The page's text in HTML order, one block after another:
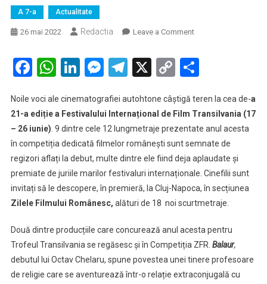
A 7-a Actualitate
26 mai 2022 Redactia Leave a Commenton
de
la
Veneția
și
San
Sebastián
vin
în
la
TIFF
Facebook
WhatsApp
LinkedIn
Messenger
Telegram
X Copy
Noile voci ale cinematografiei autohtone câștigă teren la cea de-a
21-a ediție a Festivalului Internațional de Film Transilvania (17
– 26 iunie). 9 dintre cele 12 lungmetraje prezentate anul acesta
în competiția dedicată filmelor românești sunt semnate de
regizori aflați la debut, multe dintre ele fiind deja aplaudate și
premiate de juriile marilor festivaluri internaționale. Cinefilii sunt
invitați să le descopere, în premieră, la Cluj-Napoca, în secțiunea
Zilele Filmului Românesc, alături de 18 noi scurtmetraje.
Două dintre producțiile care concurează anul acesta pentru
Trofeul Transilvania se regăsesc și în Competiția ZFR. Balaur,
debutul lui Octav Chelaru, spune povestea unei tinere profesoare
de religie care se aventurează într-o relație extraconjugală cu